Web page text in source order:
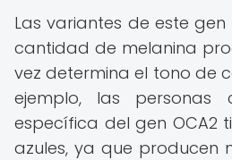
Las variantes de este
cantidad de melanina
vez determina el tono de
ejemplo, las personas
específica del gen OCA2
azules, ya que producen